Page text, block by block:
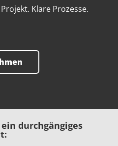
Klare Prozesse.
durchgängiges